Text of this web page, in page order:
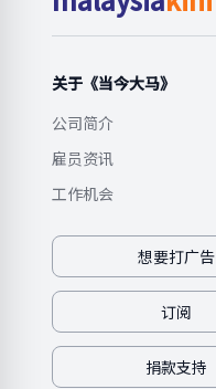
关于《当今大马》
公司简介
雇员资讯
工作机会
想要打广告
订阅
捐款支持